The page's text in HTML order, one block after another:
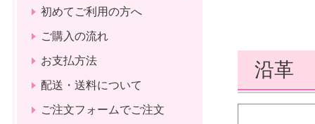
沿革
初めてご利用の方へ
ご購入の流れ
お支払方法
配送・送料について
ご注文フォームでご注文